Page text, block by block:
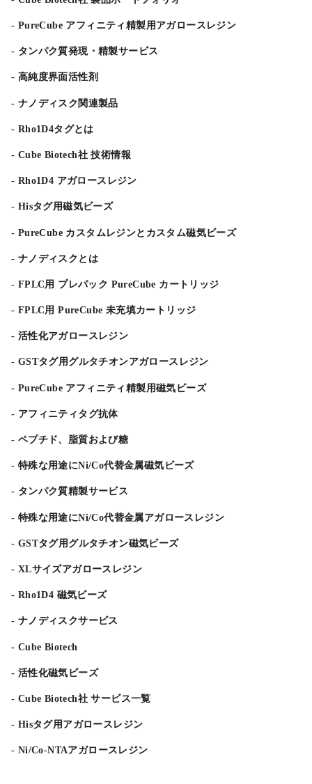
PureCube アフィニティ精製用アガロースレジン
タンパク質発現・精製サービス
高純度界面活性剤
ナノディスク関連製品
Rho1D4タグとは
Cube Biotech社 技術情報
Rho1D4 アガロースレジン
Hisタグ用磁気ビーズ
PureCube カスタムレジンとカスタム磁気ビーズ
ナノディスクとは
FPLC用 プレパック PureCube カートリッジ
FPLC用 PureCube 未充填カートリッジ
活性化アガロースレジン
GSTタグ用グルタチオンアガロースレジン
PureCube アフィニティ精製用磁気ビーズ
アフィニティタグ抗体
ペプチド、脂質および糖
特殊な用途にNi/Co代替金属磁気ビーズ
タンパク質精製サービス
特殊な用途にNi/Co代替金属アガロースレジン
GSTタグ用グルタチオン磁気ビーズ
XLサイズアガロースレジン
Rho1D4 磁気ビーズ
ナノディスクサービス
Cube Biotech
活性化磁気ビーズ
Cube Biotech社 サービス一覧
Hisタグ用アガロースレジン
Ni/Co-NTAアガロースレジン